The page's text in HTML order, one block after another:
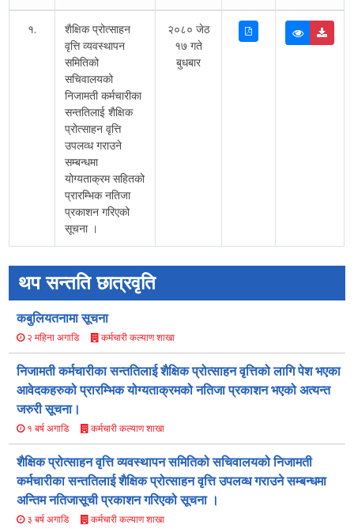
१.
शैक्षिक प्रोत्साहन
वृत्ति व्यवस्थापन
समितिको
सचिवालयको
निजामती कर्मचारीका
सन्ततिलाई शैक्षिक
प्रोत्साहन वृत्ति
उपलव्ध गराउने
सम्बन्धमा
योग्यताक्रम सहितको
प्रारम्भिक नतिजा
प्रकाशन गरिएको
सूचना ।
२०८० जेठ
१७ गते
बुधबार
थप सन्तति छात्रवृति
कबुलियतनामा सूचना
२ महिना अगाडि कर्मचारी कल्याण शाखा
निजामती कर्मचारीका सन्ततिलाई शैक्षिक प्रोत्साहन वृत्तिको लागि पेश भएका
आवेदकहरुको प्रारम्भिक योग्यताक्रमको नतिजा प्रकाशन भएको अत्यन्त
जरुरी सूचना।
१ बर्ष अगाडि कर्मचारी कल्याण शाखा
शैक्षिक प्रोत्साहन वृत्ति व्यवस्थापन समितिको सचिवालयको निजामती
कर्मचारीका सन्ततिलाई शैक्षिक प्रोत्साहन वृत्ति उपलव्ध गराउने सम्बन्धमा
अन्तिम नतिजासूची प्रकाशन गरिएको सूचना ।
३ बर्ष अगाडि कर्मचारी कल्याण शाखा